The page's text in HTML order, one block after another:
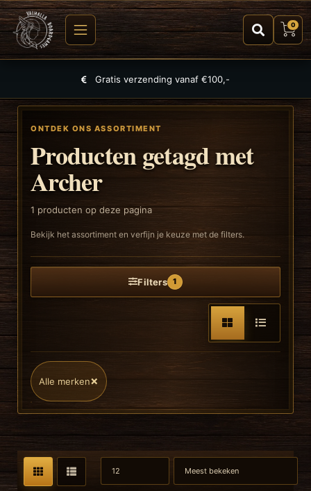
0
Gratis verzending vanaf €100,-
ONTDEK ONS ASSORTIMENT
Producten getagd met
Archer
1 producten op deze pagina
Bekijk het assortiment en verfijn je keuze met de filters.
Filters 1
Alle merken×